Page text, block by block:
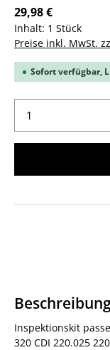
29,98 €
Inhalt: 1 Stück
Preise inkl. MwSt.
Sofort verfügbar,
Produkt
Inspektionskit
320 CDI 220.025